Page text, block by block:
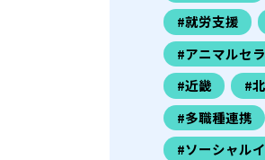
#就労支援
#アニマルセ
#近畿
#
#多職種連携
#ソーシャル